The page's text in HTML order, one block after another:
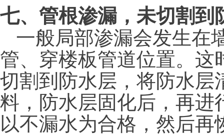
七、管根渗漏，未切割到
一般局部渗漏会发生在
管、穿楼板管道位置。
切割到防水层，将防水
料，防水层固化后，再
以不漏水为合格，然后再